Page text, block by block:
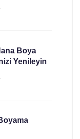
Boya
Yenileyin